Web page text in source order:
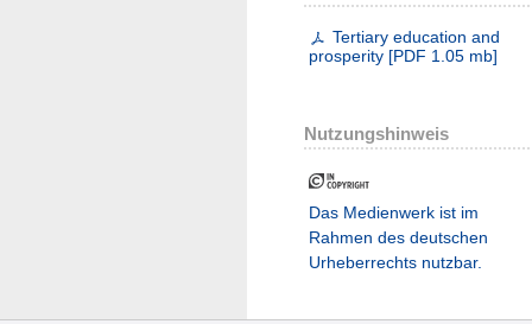
Tertiary education and
prosperity [PDF 1.05 mb]
Nutzungshinweis
Das Medienwerk ist im
Rahmen des deutschen
Urheberrechts nutzbar.